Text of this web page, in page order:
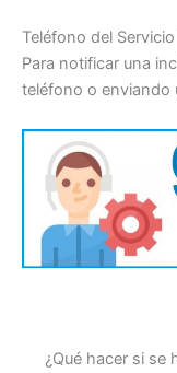
Teléfono del
Para notificar una
teléfono o enviando
¿Qué hacer si se